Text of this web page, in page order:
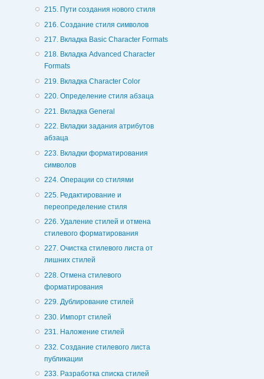
215. Пути создания нового стиля
216. Создание стиля символов
217. Вкладка Basic Character Formats
218. Вкладка Advanced Character
Formats
219. Вкладка Character Color
220. Определение стиля абзаца
221. Вкладка General
222. Вкладки задания атрибутов
абзаца
223. Вкладки форматирования
символов
224. Операции со стилями
225. Редактирование и
переопределение стиля
226. Удаление стилей и отмена
стилевого форматирования
227. Очистка стилевого листа от
лишних стилей
228. Отмена стилевого
форматирования
229. Дублирование стилей
230. Импорт стилей
231. Наложение стилей
232. Создание стилевого листа
публикации
233. Разработка списка стилей